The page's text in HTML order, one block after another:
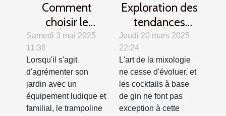
Comment
choisir le
trampoline idéal
pour votre jardin
?
Samedi 3 mai 2025
11:36
Lorsqu'il s'agit
d'agrémenter son
jardin avec un
équipement ludique et
familial, le trampoline
Exploration des
tendances
modernes des
cocktails au gin
Jeudi 20 mars 2025
22:24
L'art de la mixologie
ne cesse d'évoluer, et
les cocktails à base
de gin ne font pas
exception à cette